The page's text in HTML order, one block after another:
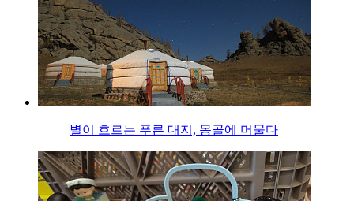
별이 흐르는 푸른 대지, 몽골에 머물다